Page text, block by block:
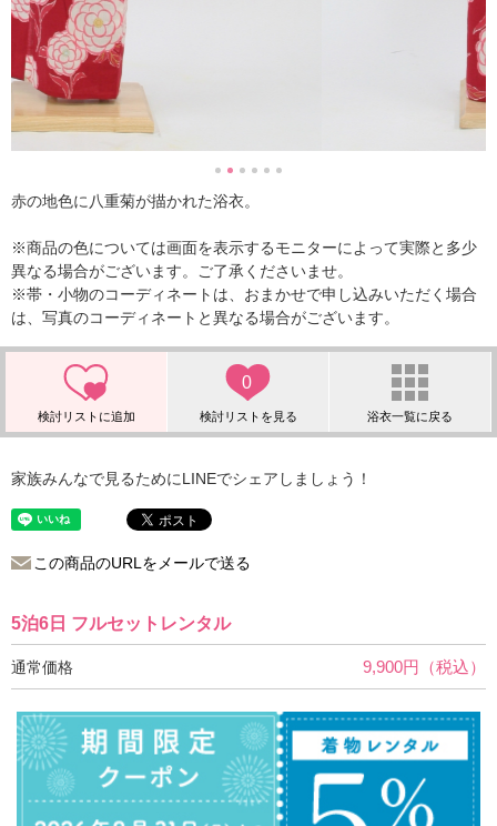
赤の地色に八重菊が描かれた浴衣。
※商品の色については画面を表示するモニターによって実際と多少
異なる場合がございます。ご了承くださいませ。
※帯・小物のコーディネートは、おまかせで申し込みいただく場合
は、写真のコーディネートと異なる場合がございます。
0
家族みんなで見るためにLINEでシェアしましょう！
この商品のURLをメールで送る
5泊6日 フルセットレンタル
通常価格 9,900円（税込）